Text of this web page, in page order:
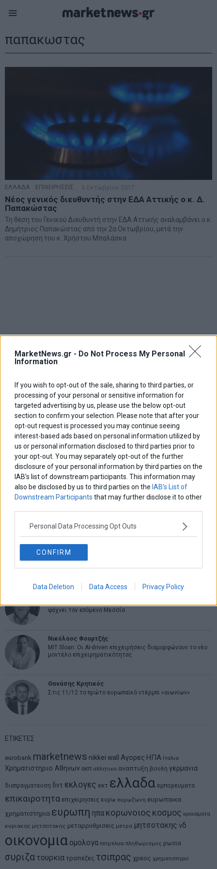
MarketNews.gr - Do Not Process My Personal
Information
If you wish to opt-out of the sale, sharing to third parties, or
processing of your personal or sensitive information for
targeted advertising by us, please use the below opt-out
section to confirm your selection. Please note that after your
opt-out request is processed you may continue seeing
interest-based ads based on personal information utilized by
us or personal information disclosed to third parties prior to
your opt-out. You may separately opt-out of the further
disclosure of your personal information by third parties on the
IAB’s list of downstream participants. This information may
also be disclosed by us to third parties on the IAB’s List of
Downstream Participants that may further disclose it to other
Personal Data Processing Opt Outs
CONFIRM
Data Deletion Data Access Privacy Policy
παπακωστας
ΕΛΛΑΔΑ ΕΠΙΧΕΙΡΗΣΕΙΣ 3 Οκτωβρίου 2017
Νέος γενικός διευθυντής στην ΕΔΑ Αττικής ο κ. Δ.
Παπακώστας
Τη θέση του Γενικού Διευθυντή στην ΕΔΑ Αττικής αναλαμβάνει ο κ.
Δημήτριος Παπακώστας από την 2α Οκτωβρίου, μετά την
αποχώρηση του κ. Χρήστου Μπαλάσκα
ΑΡΘΡΟΓΡΑΦΟΙ
Ελευθερία Κούρταλη
Οι «τιμωροί» των ομολόγων επέστρεψαν
Η αληθινή παιδεία ξεκινά από την ψυχή…
Σταματίνα Σταματάκου
ψάχνει τον επόμενο Μεσσία
Νικόλαος Φουρτζής
MIT Sloan: Οι AI-driven επιχειρήσεις διαμορφώνουν το νέο
μοντέλο επιχειρηματικότητας
Θανάσης Κρητικός
Στις 11/12 το πρώτο ευρωπαϊκό ντέρμπι «αιωνίων»
ΕΤΙΚΕΤΕΣ
eurobank marketnews nikkei wall Αγορες ΗΠΑ Ιταλια
Χρηματιστηριο Αθηνων αεπ αθλητικα αναπτυξη βουλη γερμανια
διαπραγματευση δντ εκλογες εκτ ελλαδα εμπορευματα
επικαιροτητα επιχειρησεις ευρω ευρωζωνη ευρωπαικα
χρηματιστηρια ευρωπη ηπα κορωνοιος κοσμος κρουσματα
κυριακος μητσοτακης μεταρρυθμισεις μετρα μητσοτακης νδ
οικονομια ομολογα πετρελαιο πληθωρισμος ρωσια
συριζα τουρκια τραπεζες τσιπρας χρεος χρηματιστηριο